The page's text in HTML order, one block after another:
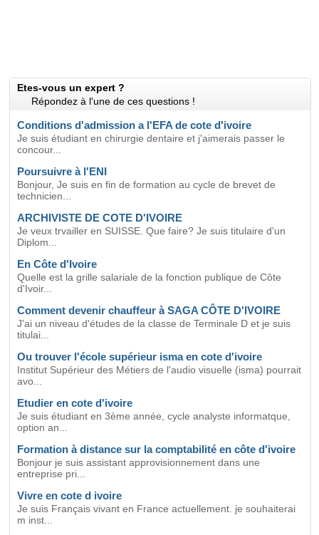
Etes-vous un expert ?
Répondez à l'une de ces questions !
Conditions d'admission a l'EFA de cote d'ivoire
Je suis étudiant en chirurgie dentaire et j'aimerais passer le
concour...
Poursuivre à l'ENI
Bonjour, Je suis en fin de formation au cycle de brevet de
technicien...
ARCHIVISTE DE COTE D'IVOIRE
Je veux trvailler en SUISSE. Que faire? Je suis titulaire d'un
Diplom...
En Côte d'Ivoire
Quelle est la grille salariale de la fonction publique de Côte
d'Ivoir...
Comment devenir chauffeur à SAGA CÔTE D'IVOIRE
J'ai un niveau d'études de la classe de Terminale D et je suis
titulai...
Ou trouver l'école supérieur isma en cote d'ivoire
Institut Supérieur des Métiers de l'audio visuelle (isma) pourrait
avo...
Etudier en cote d'ivoire
Je suis étudiant en 3ème année, cycle analyste informatque,
option an...
Formation à distance sur la comptabilité en côte d'ivoire
Bonjour je suis assistant approvisionnement dans une
entreprise pri...
Vivre en cote d ivoire
Je suis Français vivant en France actuellement. je souhaiterai
m inst...